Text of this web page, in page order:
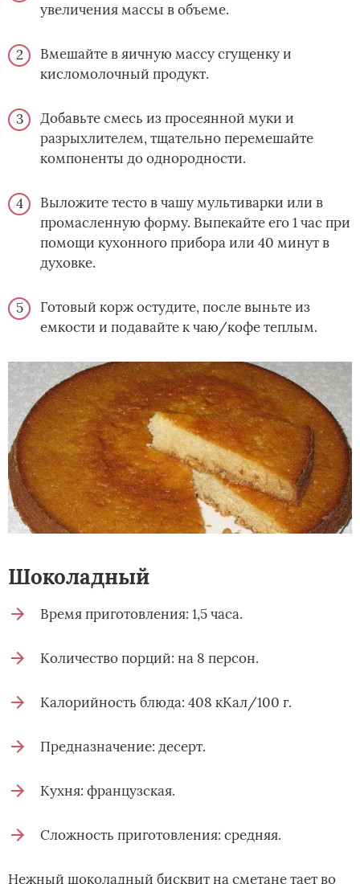
увеличения массы в объеме.
Вмешайте в яичную массу сгущенку и
кисломолочный продукт.
Добавьте смесь из просеянной муки и
разрыхлителем, тщательно перемешайте
компоненты до однородности.
Выложите тесто в чашу мультиварки или в
промасленную форму. Выпекайте его 1 час при
помощи кухонного прибора или 40 минут в
духовке.
Готовый корж остудите, после выньте из
емкости и подавайте к чаю/кофе теплым.
Шоколадный
Время приготовления: 1,5 часа.
Количество порций: на 8 персон.
Калорийность блюда: 408 кКал/100 г.
Предназначение: десерт.
Кухня: французская.
Сложность приготовления: средняя.
Нежный шоколадный бисквит на сметане тает во